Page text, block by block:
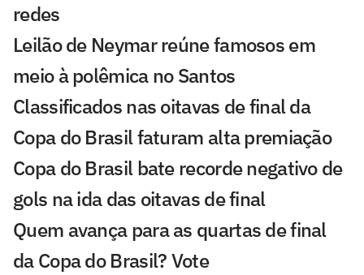
redes
Leilão de Neymar reúne famosos em
meio à polêmica no Santos
Classificados nas oitavas de final da
Copa do Brasil faturam alta premiação
Copa do Brasil bate recorde negativo de
gols na ida das oitavas de final
Quem avança para as quartas de final
da Copa do Brasil? Vote